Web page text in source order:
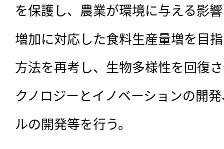
を保護し、農業が環境に与える影
増加に対応した食料生産量増を目
方法を再考し、生物多様性を回復
クノロジーとイノベーションの開
ルの開発等を行う。